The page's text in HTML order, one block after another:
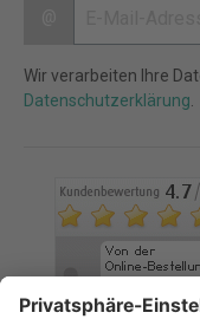
Wir verarbeiten Ihre
Datenschutzerklärung